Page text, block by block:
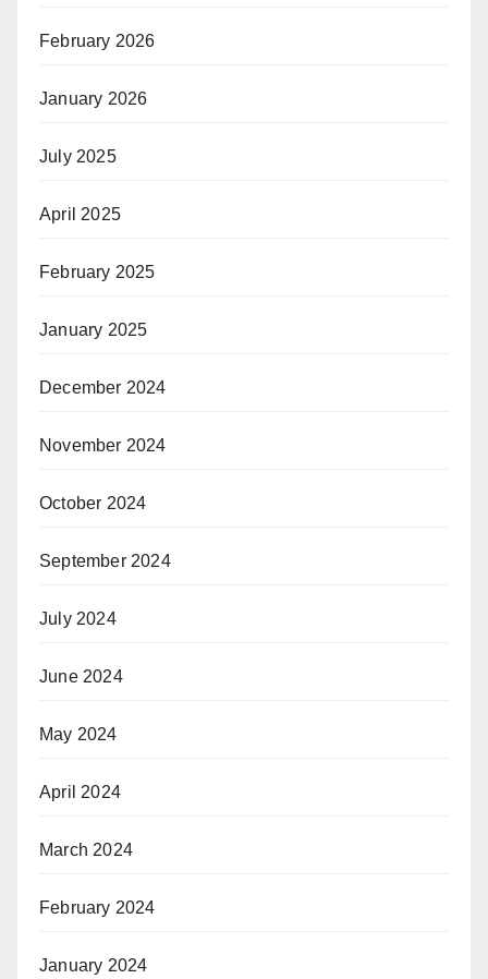
February 2026
January 2026
July 2025
April 2025
February 2025
January 2025
December 2024
November 2024
October 2024
September 2024
July 2024
June 2024
May 2024
April 2024
March 2024
February 2024
January 2024